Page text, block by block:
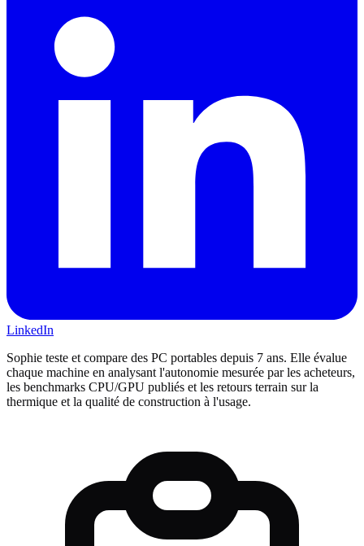
LinkedIn
Sophie teste et compare des PC portables depuis 7 ans. Elle évalue
chaque machine en analysant l'autonomie mesurée par les acheteurs,
les benchmarks CPU/GPU publiés et les retours terrain sur la
thermique et la qualité de construction à l'usage.